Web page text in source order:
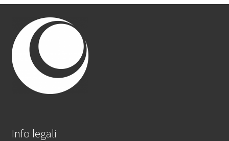
Info legali